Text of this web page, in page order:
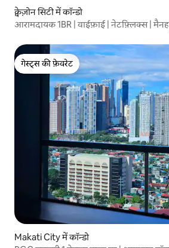
क्वेज़ोन सिटी में कॉन्डो
आरामदायक 1BR | वाईफ़ाई | नेटफ़्लिक्स |
गेस्ट्स की फ़ेवरेट
गेस्ट्स की फ़ेवरेट
Makati City में कॉन्डो